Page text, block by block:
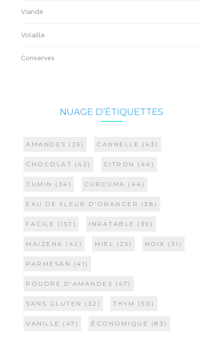
Viande
Volaille
Conserves
NUAGE D’ÉTIQUETTES
AMANDES (25) CANNELLE (43)
CHOCOLAT (42) CITRON (44)
CUMIN (34) CURCUMA (44)
EAU DE FLEUR D'ORANGER (38)
FACILE (157) INRATABLE (39)
MAIZENA (42) MIEL (25) NOIX (31)
PARMESAN (41)
POUDRE D'AMANDES (47)
SANS GLUTEN (32) THYM (30)
VANILLE (47) ÉCONOMIQUE (83)